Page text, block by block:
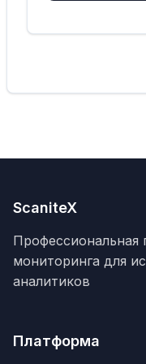
ScaniteX
Профессиональная
мониторинга для
аналитиков
Платформа